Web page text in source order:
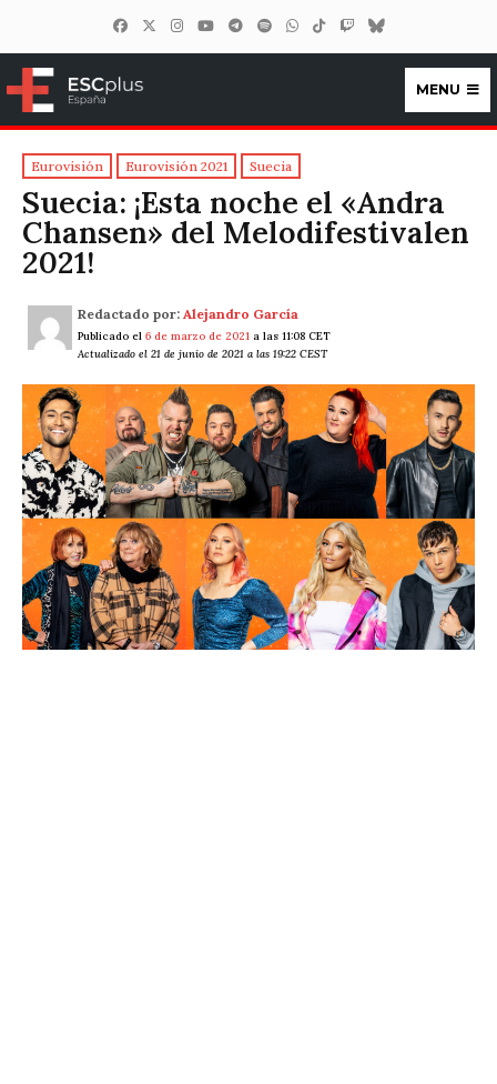
ESCplus España
MENU
Eurovisión Eurovisión 2021 Suecia
Suecia: ¡Esta noche el «Andra
Chansen» del Melodifestivalen
2021!
Redactado por: Alejandro García
Publicado el 6 de marzo de 2021 a las 11:08 CET
Actualizado el 21 de junio de 2021 a las 19:22 CEST